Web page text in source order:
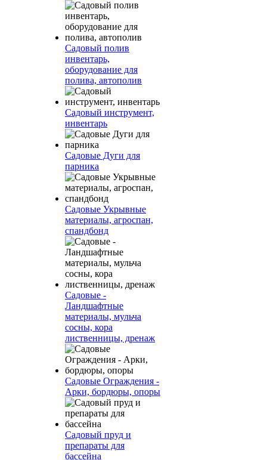
Садовый полив
инвентарь,
оборудование для
полива, автополив
Садовый инструмент,
инвентарь
Садовые Дуги для
парника
Садовые Укрывные
материалы, агроспан,
спандбонд
Садовые -
Ландшафтные
материалы, мульча
сосны, кора
лиственницы, дренаж
Садовые Ограждения -
Арки, бордюры, опоры
Садовый пруд и
препараты для
бассейна